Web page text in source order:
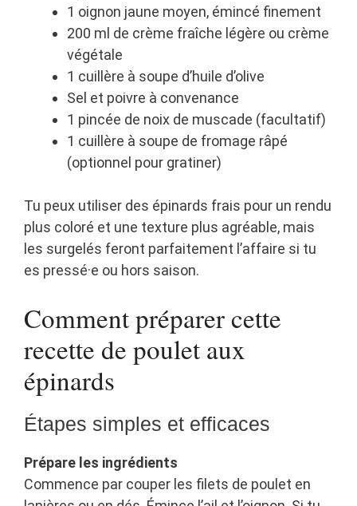
1 oignon jaune moyen, émincé finement
200 ml de crème fraîche légère ou crème
végétale
1 cuillère à soupe d’huile d’olive
Sel et poivre à convenance
1 pincée de noix de muscade (facultatif)
1 cuillère à soupe de fromage râpé
(optionnel pour gratiner)
Tu peux utiliser des épinards frais pour un rendu
plus coloré et une texture plus agréable, mais
les surgelés feront parfaitement l’affaire si tu
es pressé·e ou hors saison.
Comment préparer cette
recette de poulet aux
épinards
Étapes simples et efficaces
Prépare les ingrédients
Commence par couper les filets de poulet en